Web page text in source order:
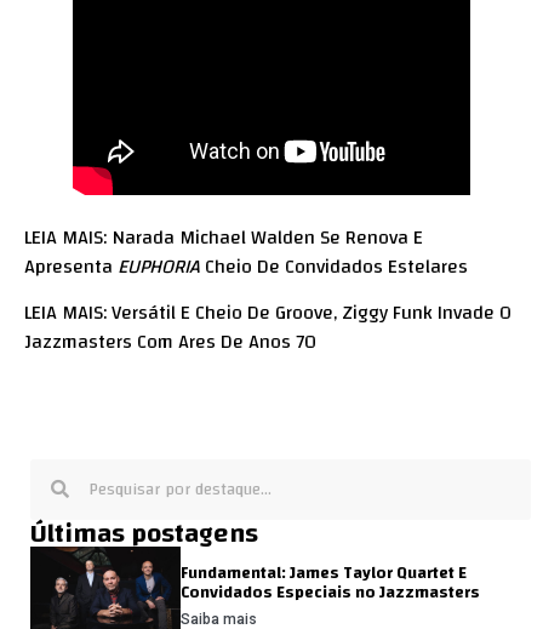
LEIA MAIS: Narada Michael Walden Se Renova E
Apresenta EUPHORIACheio De Convidados Estelares
LEIA MAIS: Versátil E Cheio De Groove, Ziggy Funk Invade O
Jazzmasters Com Ares De Anos 70
Últimas postagens
Fundamental: James Taylor Quartet E
Convidados Especiais no Jazzmasters
Saiba mais